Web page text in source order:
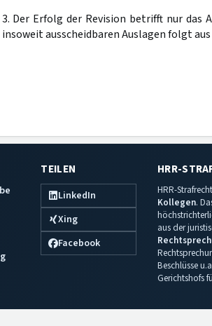
3. Der Erfolg der Revision betrifft nur das
insoweit ausscheidbaren Auslagen folgt aus
TEILEN
LinkedIn
Xing
Facebook
HRR-
HRR-
Kollegen.
aus der
Beschlüsse
Gerichtshofs